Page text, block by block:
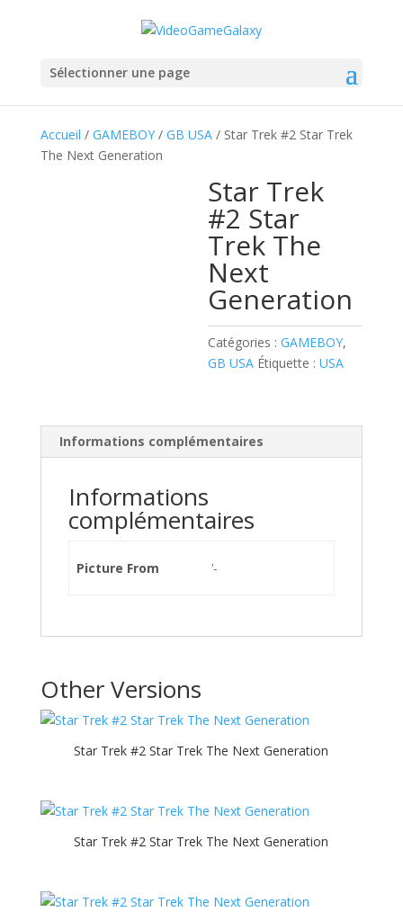
Sélectionner une page
Accueil / GAMEBOY/ GB USA/ Star Trek #2 Star Trek
The Next Generation
Star Trek
#2 Star
Trek The
Next
Generation
Catégories :GAMEBOY,
GB USA Étiquette :USA
Informations complémentaires
Informations
complémentaires
Picture From '-
Other Versions
Star Trek #2 Star Trek The Next Generation
Star Trek #2 Star Trek The Next Generation